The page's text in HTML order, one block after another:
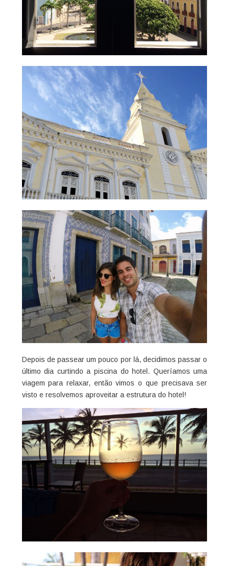
Depois de passear um pouco por lá, decidimos passar o
último dia curtindo a piscina do hotel. Queríamos uma
viagem para relaxar, então vimos o que precisava ser
visto e resolvemos aproveitar a estrutura do hotel!